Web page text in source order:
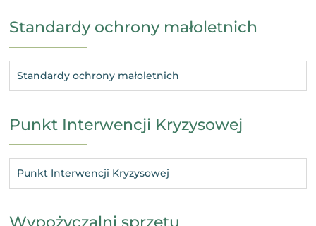
Standardy ochrony małoletnich
Standardy ochrony małoletnich
Punkt Interwencji Kryzysowej
Punkt Interwencji Kryzysowej
Wypożyczalni sprzętu